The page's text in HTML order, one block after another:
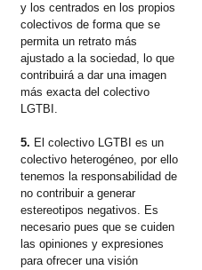
y los centrados en los propios
colectivos de forma que se
permita un retrato más
ajustado a la sociedad, lo que
contribuirá a dar una imagen
más exacta del colectivo
LGTBI.
5. El colectivo LGTBI es un
colectivo heterogéneo, por ello
tenemos la responsabilidad de
no contribuir a generar
estereotipos negativos. Es
necesario pues que se cuiden
las opiniones y expresiones
para ofrecer una visión